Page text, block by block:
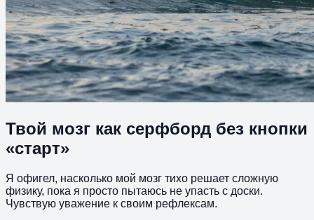
Твой мозг как серфборд без кнопки
«старт»
Я офигел, насколько мой мозг тихо решает сложную
физику, пока я просто пытаюсь не упасть с доски.
Чувствую уважение к своим рефлексам.